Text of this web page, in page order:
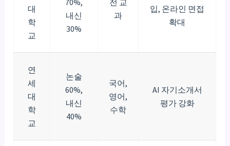
대
학
교
70%,
내신
30%
전 교
과
입, 온라인 면접
확대
연
세
대
학
교
논술
60%,
내신
40%
국어,
영어,
수학
AI 자기소개서
평가 강화